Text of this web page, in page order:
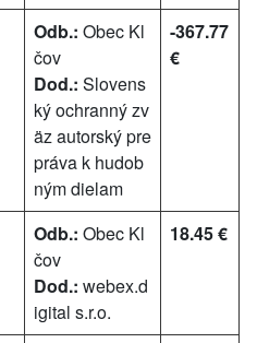
Odb.: Obec Kl
čov
Dod.: Slovens
ký ochranný zv
äz autorský pre
práva k hudob
ným dielam
-367.77
€
Odb.: Obec Kl
čov
Dod.: webex.d
igital s.r.o.
18.45 €